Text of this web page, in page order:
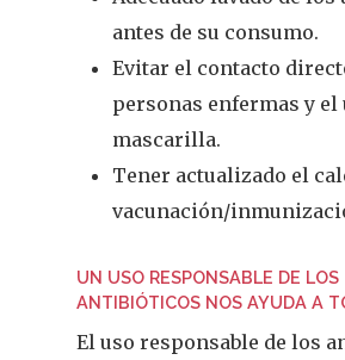
antes de su consumo.
Evitar el contacto
personas enfermas y el
mascarilla.
Tener actualizado el
vacunación/
UN USO RESPONSABLE DE LOS
ANTIBIÓTICOS NOS AYUDA A
El uso responsable de los